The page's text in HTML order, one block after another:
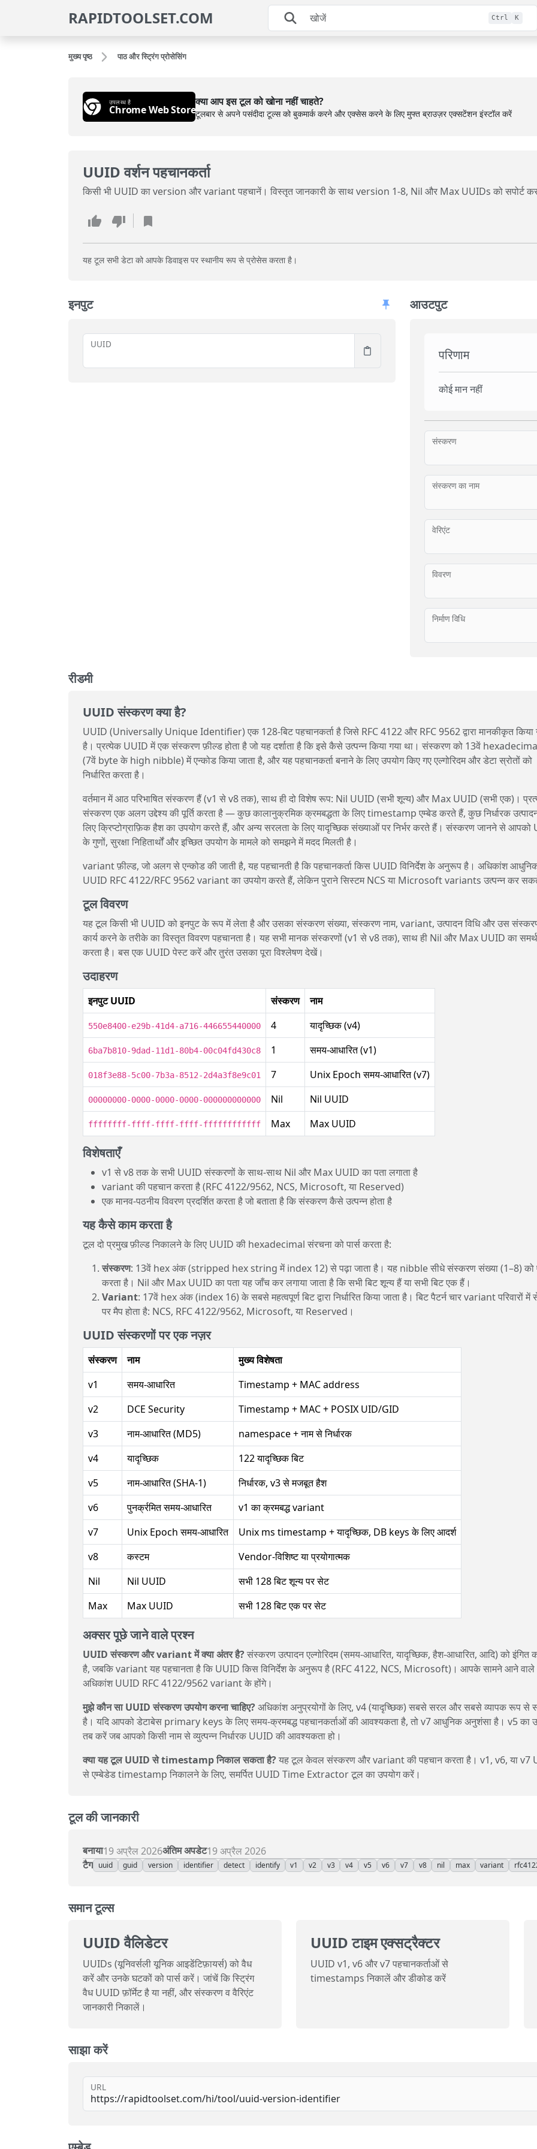
RAPIDTOOLSET.COM Ctrl K
मुख्य पृष्ठ पाठ और स्ट्रिंग प्रोसेसिंग
उपलब्ध है
Chrome Web Store
क्या आप इस टूल को खोना नहीं चाहते?
टूलबार से अपने पसंदीदा टूल्स को बुकमार्क करने और एक्सेस करने के लिए मुफ्त ब्राउज़र एक्सटेंशन इंस्टॉल करें
UUID वर्शन पहचानकर्ता
किसी भी UUID का version और variant पहचानें। विस्तृत जानकारी के साथ version 1-8, Nil और Max UUIDs को सपोर्ट
यह टूल सभी डेटा को आपके डिवाइस पर स्थानीय रूप से प्रोसेस करता है।
इनपुट
UUID
आउटपुट
परिणाम
कोई मान नहीं
संस्करण
संस्करण का नाम
वेरिएंट
विवरण
निर्माण विधि
रीडमी
UUID संस्करण क्या है?
UUID (Universally Unique Identifier) एक 128-बिट पहचानकर्ता है जिसे RFC 4122 और RFC 9562 द्वारा मानकीकृत किया
है। प्रत्येक UUID में एक संस्करण फ़ील्ड होता है जो यह दर्शाता है कि इसे कैसे उत्पन्न किया गया था। संस्करण को 13वें
(7वें byte के high nibble) में एन्कोड किया जाता है, और यह पहचानकर्ता बनाने के लिए उपयोग किए गए एल्गोरिदम और डेटा स्रोतों को
निर्धारित करता है।
वर्तमान में आठ परिभाषित संस्करण हैं (v1 से v8 तक), साथ ही दो विशेष रूप: Nil UUID (सभी शून्य) और Max UUID (सभी एक)।
संस्करण एक अलग उद्देश्य की पूर्ति करता है — कुछ कालानुक्रमिक क्रमबद्धता के लिए timestamp एम्बेड करते हैं, कुछ निर्धारक
लिए क्रिप्टोग्राफ़िक हैश का उपयोग करते हैं, और अन्य सरलता के लिए यादृच्छिक संख्याओं पर निर्भर करते हैं। संस्करण जानने से आपको
के गुणों, सुरक्षा निहितार्थों और इच्छित उपयोग के मामले को समझने में मदद मिलती है।
variant फ़ील्ड, जो अलग से एन्कोड की जाती है, यह पहचानती है कि पहचानकर्ता किस UUID विनिर्देश के अनुरूप है। अधिकांश
UUID RFC 4122/RFC 9562 variant का उपयोग करते हैं, लेकिन पुराने सिस्टम NCS या Microsoft variants उत्पन्न कर
टूल विवरण
यह टूल किसी भी UUID को इनपुट के रूप में लेता है और उसका संस्करण संख्या, संस्करण नाम, variant, उत्पादन विधि और उस
कार्य करने के तरीके का विस्तृत विवरण पहचानता है। यह सभी मानक संस्करणों (v1 से v8 तक), साथ ही Nil और Max UUID का
करता है। बस एक UUID पेस्ट करें और तुरंत उसका पूरा विश्लेषण देखें।
उदाहरण
इनपुट UUID संस्करण नाम
550e8400-e29b-41d4-a716-446655440000 4 यादृच्छिक (v4)
6ba7b810-9dad-11d1-80b4-00c04fd430c8 1 समय-आधारित (v1)
018f3e88-5c00-7b3a-8512-2d4a3f8e9c01 7 Unix Epoch समय-आधारित (v7)
00000000-0000-0000-0000-000000000000 Nil Nil UUID
ffffffff-ffff-ffff-ffff-ffffffffffff Max Max UUID
विशेषताएँ
v1 से v8 तक के सभी UUID संस्करणों के साथ-साथ Nil और Max UUID का पता लगाता है
variant की पहचान करता है (RFC 4122/9562, NCS, Microsoft, या Reserved)
एक मानव-पठनीय विवरण प्रदर्शित करता है जो बताता है कि संस्करण कैसे उत्पन्न होता है
यह कैसे काम करता है
टूल दो प्रमुख फ़ील्ड निकालने के लिए UUID की hexadecimal संरचना को पार्स करता है:
संस्करण: 13वें hex अंक (stripped hex string में index 12) से पढ़ा जाता है। यह nibble सीधे संस्करण संख्या (1–8) को
करता है। Nil और Max UUID का पता यह जाँच कर लगाया जाता है कि सभी बिट शून्य हैं या सभी बिट एक हैं।
Variant: 17वें hex अंक (index 16) के सबसे महत्वपूर्ण बिट द्वारा निर्धारित किया जाता है। बिट पैटर्न चार variant परिवारों
पर मैप होता है: NCS, RFC 4122/9562, Microsoft, या Reserved।
UUID संस्करणों पर एक नज़र
संस्करण नाम
मुख्य विशेषता
v1
समय-आधारित
Timestamp + MAC address
v2
DCE Security
Timestamp + MAC + POSIX UID/GID
v3
नाम-आधारित (MD5)
namespace + नाम से निर्धारक
v4
यादृच्छिक
122 यादृच्छिक बिट
v5
नाम-आधारित (SHA-1)
निर्धारक, v3 से मजबूत हैश
v6
पुनर्क्रमित समय-आधारित
v1 का क्रमबद्ध variant
v7
Unix Epoch समय-आधारित
Unix ms timestamp + यादृच्छिक, DB keys के लिए आदर्श
v8
कस्टम
Vendor-विशिष्ट या प्रयोगात्मक
Nil
Nil UUID
सभी 128 बिट शून्य पर सेट
Max
Max UUID सभी 128 बिट एक पर सेट
अक्सर पूछे जाने वाले प्रश्न
UUID संस्करण और variant में क्या अंतर है?संस्करण उत्पादन एल्गोरिदम (समय-आधारित, यादृच्छिक, हैश-आधारित, आदि) को इंगित
है, जबकि variant यह पहचानता है कि UUID किस विनिर्देश के अनुरूप है (RFC 4122, NCS, Microsoft)। आपके सामने आने वाले
अधिकांश UUID RFC 4122/9562 variant के होंगे।
मुझे कौन सा UUID संस्करण उपयोग करना चाहिए?अधिकांश अनुप्रयोगों के लिए, v4 (यादृच्छिक) सबसे सरल और सबसे व्यापक रूप से
है। यदि आपको डेटाबेस primary keys के लिए समय-क्रमबद्ध पहचानकर्ताओं की आवश्यकता है, तो v7 आधुनिक अनुशंसा है। v5 का
तब करें जब आपको किसी नाम से व्युत्पन्न निर्धारक UUID की आवश्यकता हो।
क्या यह टूल UUID से timestamp निकाल सकता है?यह टूल केवल संस्करण और variant की पहचान करता है। v1, v6, या v7
से एम्बेडेड timestamp निकालने के लिए, समर्पित UUID Time Extractor टूल का उपयोग करें।
टूल की जानकारी
बनाया19 अप्रैल 2026अंतिम अपडेट19 अप्रैल 2026
टैग uuid guid version identifier detect identify v1 v2 v3 v4 v5 v6 v7 v8 nil max variant
समान टूल्स
UUID वैलिडेटर
UUIDs (यूनिवर्सली यूनिक आइडेंटिफ़ायर्स) को वैध
करें और उनके घटकों को पार्स करें। जांचें कि स्ट्रिंग
वैध UUID फ़ॉर्मेट है या नहीं, और संस्करण व वैरिएंट
जानकारी निकालें।
UUID टाइम एक्सट्रैक्टर
UUID v1, v6 और v7 पहचानकर्ताओं से
timestamps निकालें और डीकोड करें
साझा करें
URL